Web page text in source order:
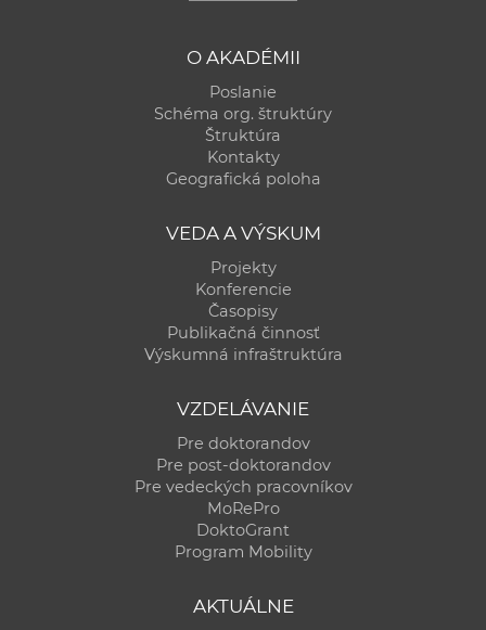
O AKADÉMII
Poslanie
Schéma org. štruktúry
Štruktúra
Kontakty
Geografická poloha
VEDA A VÝSKUM
Projekty
Konferencie
Časopisy
Publikačná činnosť
Výskumná infraštruktúra
VZDELÁVANIE
Pre doktorandov
Pre post-doktorandov
Pre vedeckých pracovníkov
MoRePro
DoktoGrant
Program Mobility
AKTUÁLNE